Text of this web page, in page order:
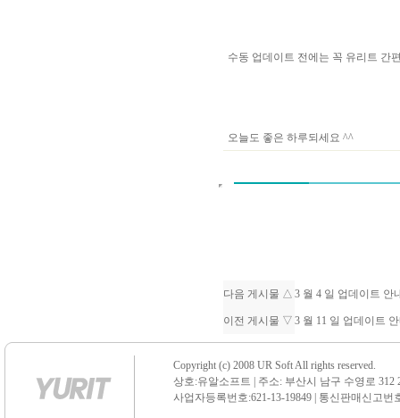
수동 업데이트 전에는 꼭 유리트 간
오늘도 좋은 하루되세요 ^^
다음 게시물 △ 3 월 4 일 업데이트 안
이전 게시물 ▽ 3 월 11 일 업데이트
Copyright (c) 2008 UR Soft All rights reserved.
상호:유알소프트 | 주소: 부산시 남구 수영로 312
사업자등록번호:621-13-19849 | 통신판매신고번